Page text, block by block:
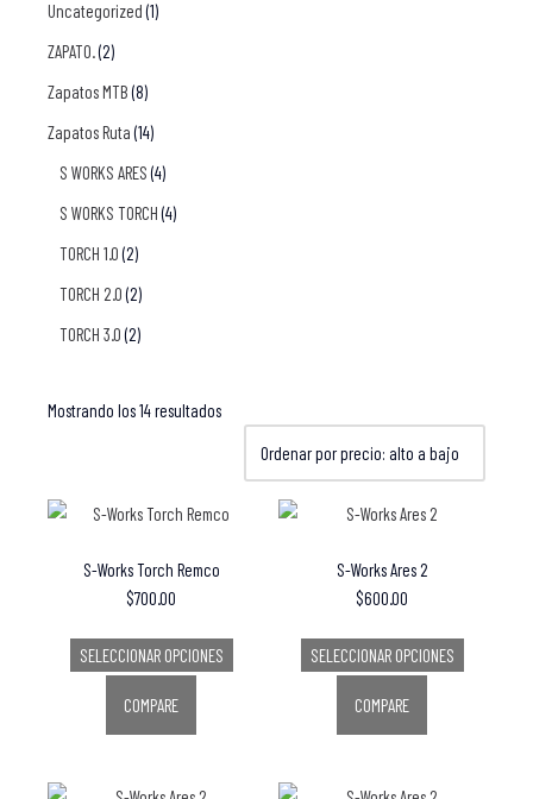
Uncategorized (1)
ZAPATO.(2)
Zapatos MTB (8)
Zapatos Ruta (14)
S WORKS ARES (4)
S WORKS TORCH (4)
TORCH 1.0 (2)
TORCH 2.0 (2)
TORCH 3.0 (2)
Mostrando los 14 resultados
S-Works Torch Remco
$700.00
SELECCIONAR OPCIONES
COMPARE
S-Works Ares 2
$600.00
SELECCIONAR OPCIONES
COMPARE